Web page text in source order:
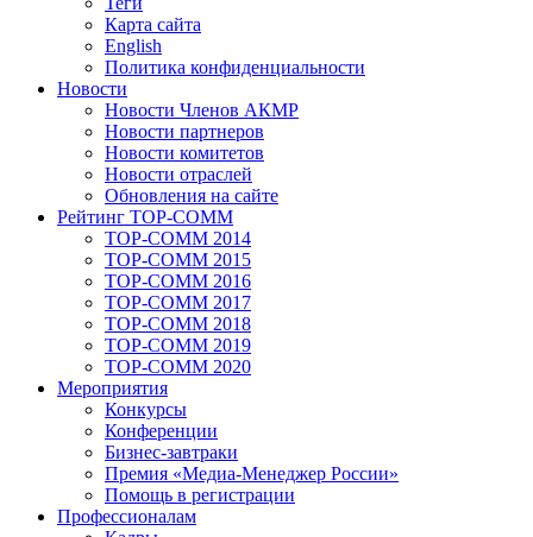
Карта сайта
English
Политика конфиденциальности
Новости
Новости Членов АКМР
Новости партнеров
Новости комитетов
Новости отраслей
Обновления на сайте
Рейтинг TOP-COMM
TOP-COMM 2014
TOP-COMM 2015
TOP-COMM 2016
TOP-COMM 2017
TOP-COMM 2018
TOP-COMM 2019
TOP-COMM 2020
Мероприятия
Конкурсы
Конференции
Бизнес-завтраки
Премия «Медиа-Менеджер России»
Помощь в регистрации
Профессионалам